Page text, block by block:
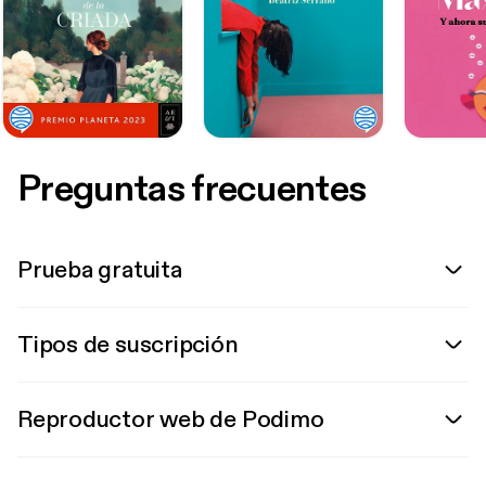
Preguntas frecuentes
Prueba gratuita
Tipos de suscripción
Reproductor web de Podimo